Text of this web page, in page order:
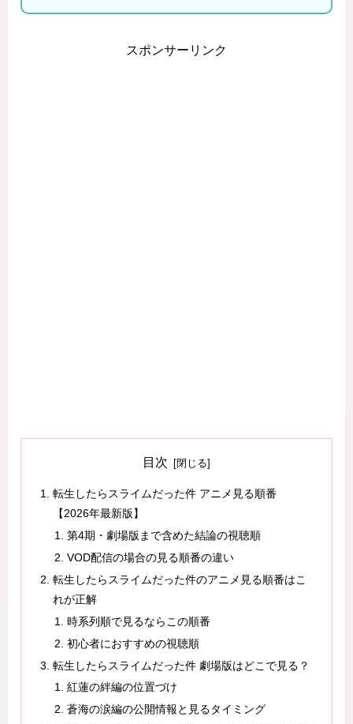
スポンサーリンク
目次
転生したらスライムだった件 アニメ見る順番
【2026年最新版】
第4期・劇場版まで含めた結論の視聴順
VOD配信の場合の見る順番の違い
転生したらスライムだった件のアニメ見る順番はこ
れが正解
時系列順で見るならこの順番
初心者におすすめの視聴順
転生したらスライムだった件 劇場版はどこで見る？
紅蓮の絆編の位置づけ
蒼海の涙編の公開情報と見るタイミング